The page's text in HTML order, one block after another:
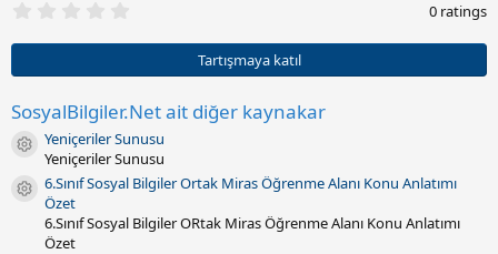
0
y
l
d
ı
z
(
l
r
0 ratings
Tartışmaya katıl
SosyalBilgiler.Net ait diğer kaynakar
Kaynak ikonu
Yeniçeriler Sunusu
Yeniçeriler Sunusu
Kaynak ikonu
6.Sınıf Sosyal Bilgiler Ortak Miras Öğrenme Alanı Konu Anlatımı
Özet
6.Sınıf Sosyal Bilgiler ORtak Miras Öğrenme Alanı Konu Anlatımı
Özet